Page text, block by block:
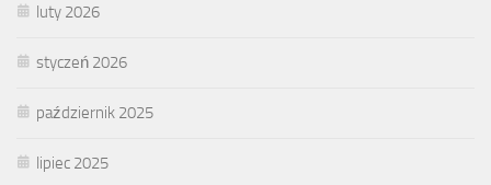
luty 2026
styczeń 2026
październik 2025
lipiec 2025